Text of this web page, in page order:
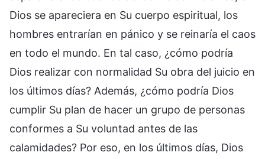
Dios se apareciera en Su cuerpo espiritual, los
hombres entrarían en pánico y se reinaría el caos
en todo el mundo. En tal caso, ¿cómo podría
Dios realizar con normalidad Su obra del juicio en
los últimos días? Además, ¿cómo podría Dios
cumplir Su plan de hacer un grupo de personas
conformes a Su voluntad antes de las
calamidades? Por eso, en los últimos días, Dios